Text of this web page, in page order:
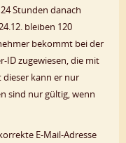
Stunden danach
bleiben 120
bekommt bei der
ID zugewiesen, die mit
dieser kann er nur
sind nur gültig, wenn
E-Mail-Adresse